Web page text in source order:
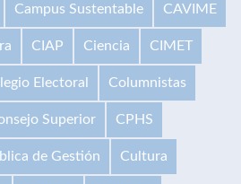
Campus Sustentable CAVIME
CIAP Ciencia CIMET
Electoral Columnistas
Superior CPHS
de Gestión Cultura